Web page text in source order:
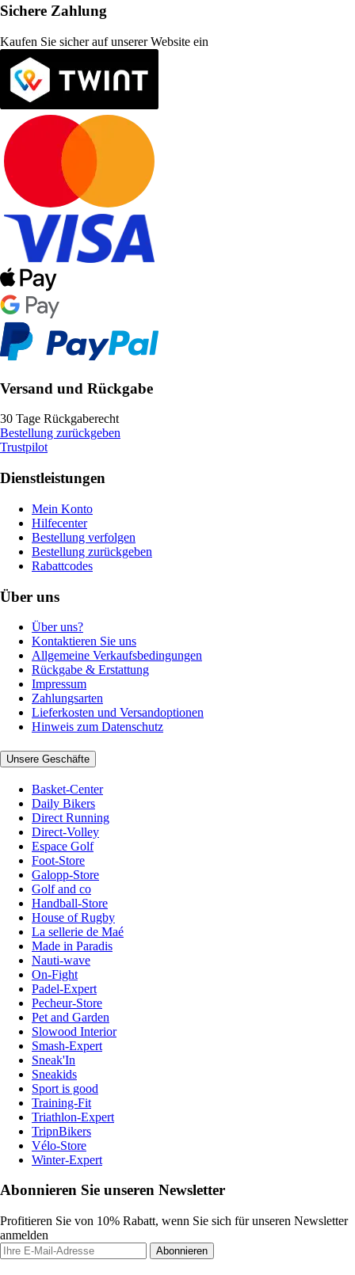
Sichere Zahlung
Kaufen Sie sicher auf unserer Website ein
Versand und Rückgabe
30 Tage Rückgaberecht
Bestellung zurückgeben
Trustpilot
Dienstleistungen
Mein Konto
Hilfecenter
Bestellung verfolgen
Bestellung zurückgeben
Rabattcodes
Über uns
Über uns?
Kontaktieren Sie uns
Allgemeine Verkaufsbedingungen
Rückgabe & Erstattung
Impressum
Zahlungsarten
Lieferkosten und Versandoptionen
Hinweis zum Datenschutz
Unsere Geschäfte
Basket-Center
Daily Bikers
Direct Running
Direct-Volley
Espace Golf
Foot-Store
Galopp-Store
Golf and co
Handball-Store
House of Rugby
La sellerie de Maé
Made in Paradis
Nauti-wave
On-Fight
Padel-Expert
Pecheur-Store
Pet and Garden
Slowood Interior
Smash-Expert
Sneak'In
Sneakids
Sport is good
Training-Fit
Triathlon-Expert
TripnBikers
Vélo-Store
Winter-Expert
Abonnieren Sie unseren Newsletter
Profitieren Sie von 10% Rabatt, wenn Sie sich für unseren Newsletter
anmelden
Abonnieren